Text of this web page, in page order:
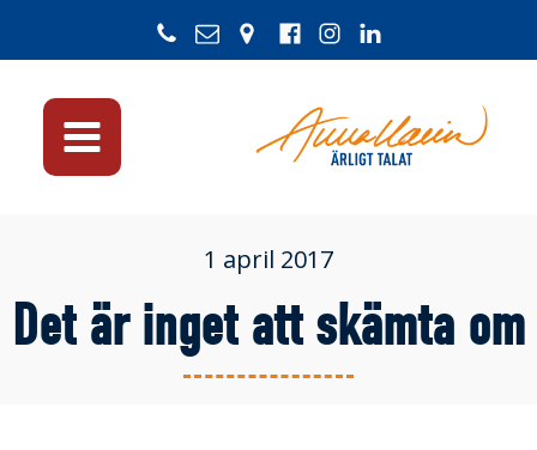
1 april 2017
Det är inget att skämta om